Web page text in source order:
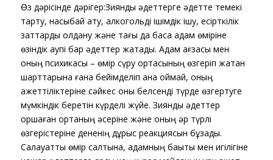
Өз дәрісінде дәрігер:Зиянды әдеттерге әдетте темекі
тарту, насыбай ату, алкогольді ішімдік ішу, есірткілік
заттарды қолдану және тағы да басқа адам өміріне
өзіндік қаупі бар әдеттер жатады. Адам ағзасы мен
оның психикасы – өмір сүру ортасының өзгеріп жатқан
шарттарына ғана бейімделіп қана қоймай, оның
қажеттіліктеріне сәйкес оны белсенді түрде өзгертуге
мүмкіндік беретін күрделі жүйе. Зиянды әдеттер
қоршаған ортаның әсеріне және оның әр түрлі
өзгерістеріне дененің дұрыс реакциясын бұзады.
Салауатты өмір салтына, адамның бақыты мен игілігіне